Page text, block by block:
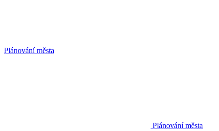
Plánování města
Plánování města